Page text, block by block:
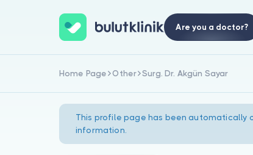
Are you a doctor?
Home Page Other Surg. Dr. Akgün Sayar
This profile page has been automatically
information.